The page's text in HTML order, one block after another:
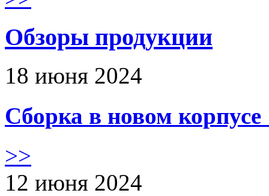
Обзоры продукции
18 июня 2024
Сборка в новом
>>
12 июня 2024